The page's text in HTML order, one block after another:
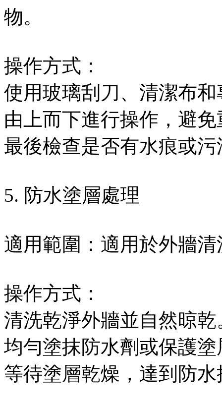
物。
操作方式：
使用玻璃刮刀、清潔布
由上而下進行操作，避
最後檢查是否有水痕或
5. 防水塗層處理
適用範圍：適用於外牆
操作方式：
清洗乾淨外牆並自然晾乾
均勻塗抹防水劑或保護塗
等待塗層乾燥，達到防